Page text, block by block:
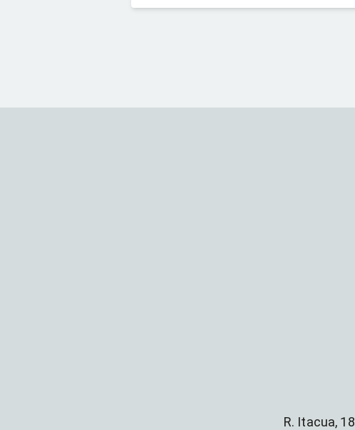
carinho e dedicação para agradar a
R. Itacua,